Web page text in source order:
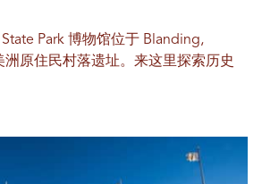
Park 博物馆位于 Blanding,
洲原住民村落遗址。来这里探索历史